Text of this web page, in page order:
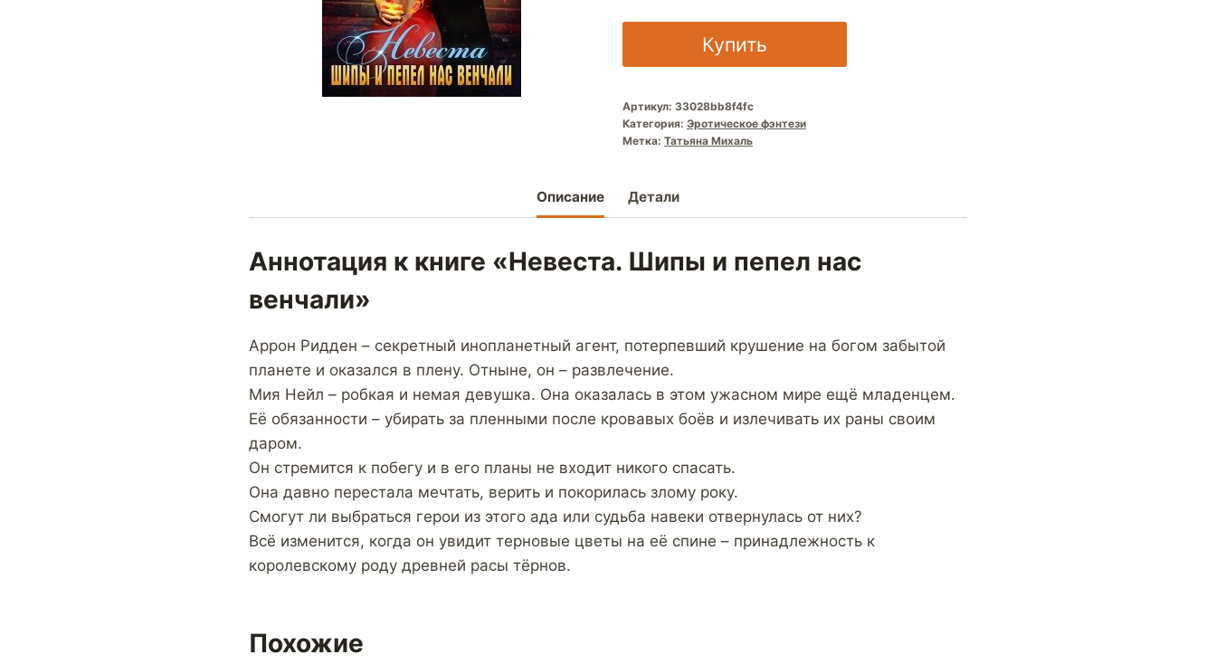
Купить
Артикул: 33028bb8f4fc
Категория: Эротическое фэнтези
Метка: Татьяна Михаль
Описание Детали
Аннотация к книге «Невеста. Шипы и пепел нас
венчали»
Аррон Ридден – секретный инопланетный агент, потерпевший крушение на богом забытой
планете и оказался в плену. Отныне, он – развлечение.
Мия Нейл – робкая и немая девушка. Она оказалась в этом ужасном мире ещё младенцем.
Её обязанности – убирать за пленными после кровавых боёв и излечивать их раны своим
даром.
Он стремится к побегу и в его планы не входит никого спасать.
Она давно перестала мечтать, верить и покорилась злому року.
Смогут ли выбраться герои из этого ада или судьба навеки отвернулась от них?
Всё изменится, когда он увидит терновые цветы на её спине – принадлежность к
королевскому роду древней расы тёрнов.
Похожие